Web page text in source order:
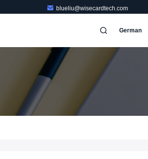
blueliu@wisecardtech.com
German